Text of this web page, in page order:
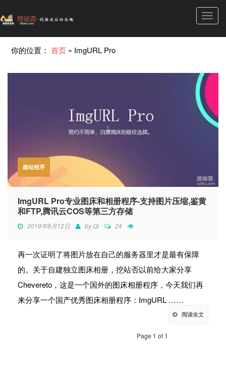
你的位置：首页 » ImgURL Pro
建站程序
ImgURL Pro专业图床和相册程序-支持图片压缩,鉴黄
和FTP,腾讯云COS等第三方存储
2019年8月12日 byQi 24
再一次证明了将图片放在自己的服务器里才是最有保障
的。关于自建独立图床相册，挖站否以前给大家分享
Chevereto，这是一个国外的图床相册程序，今天我们再
来分享一个国产优秀图床相册程序：ImgURL ……
阅读全文
Page 1 of 1